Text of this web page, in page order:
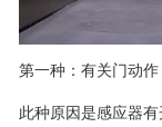
第一种：有关门动作
此种原因是感应器